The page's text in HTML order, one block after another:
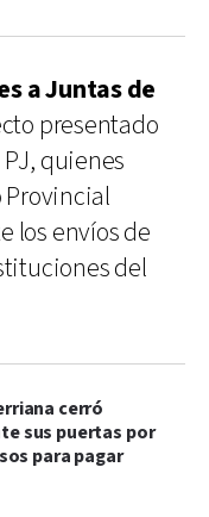
a Juntas de
presentado
quienes
los envíos de
del
cerró
sus puertas por
para pagar